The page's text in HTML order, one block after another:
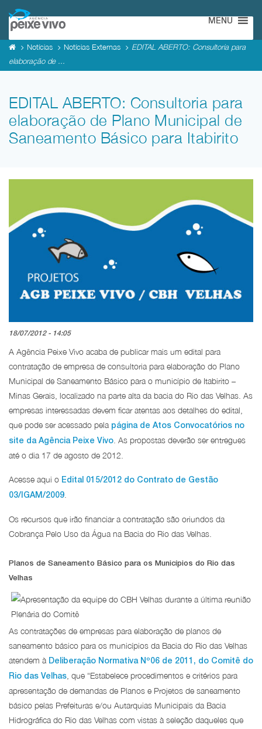
MENU
Notícias Notícias Externas
EDITAL ABERTO: Consultoria para
elaboração de ...
EDITAL ABERTO: Consultoria para
elaboração de Plano Municipal de
Saneamento Básico para Itabirito
18/07/2012 - 14:05
A Agência Peixe Vivo acaba de publicar mais um edital para
contratação de empresa de consultoria para elaboração do Plano
Municipal de Saneamento Básico para o município de Itabirito –
Minas Gerais, localizado na parte alta da bacia do Rio das Velhas. As
empresas interessadas devem ficar atentas aos detalhes do edital,
que pode ser acessado pela página de Atos Convocatórios no
site da Agência Peixe Vivo . As propostas deverão ser entregues
até o dia 17 de agosto de 2012.
Acesse aqui o Edital 015/2012 do Contrato de Gestão
03/IGAM/2009
Os recursos que irão financiar a contratação são oriundos da
Cobrança Pelo Uso da Água na Bacia do Rio das Velhas.
Planos de Saneamento Básico para os Municípios do Rio das
Velhas
As contratações de empresas para elaboração de planos de
saneamento básico para os municípios da Bacia do Rio das Velhas
atendem à Deliberação Normativa Nº06 de 2011, do Comitê do
Rio das Velhas , que “Estabelece procedimentos e critérios para
apresentação de demandas de Planos e Projetos de saneamento
básico pelas Prefeituras e/ou Autarquias Municipais da Bacia
Hidrográfica do Rio das Velhas com vistas à seleção daqueles que